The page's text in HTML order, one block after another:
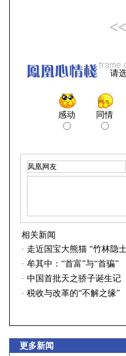
请
感动 同情
相关新闻
· 走近国宝大熊猫 “竹林隐
· 牟其中：“首富”与“首骗”
· 中国首批天之骄子诞生记
· 税收与改革的“不解之缘”
更多新闻